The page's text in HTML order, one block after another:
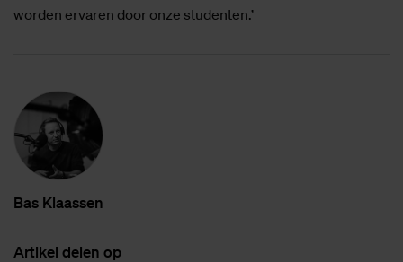
worden ervaren door onze studenten.’
Bas Klaas­sen
Ar­ti­kel de­len op